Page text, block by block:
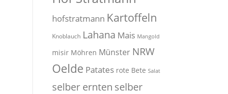
hofstratmann Kartoffeln
Knoblauch Lahana Mais Mangold
misir Möhren Münster NRW
Oelde Patates rote Bete Salat
selber ernten selber